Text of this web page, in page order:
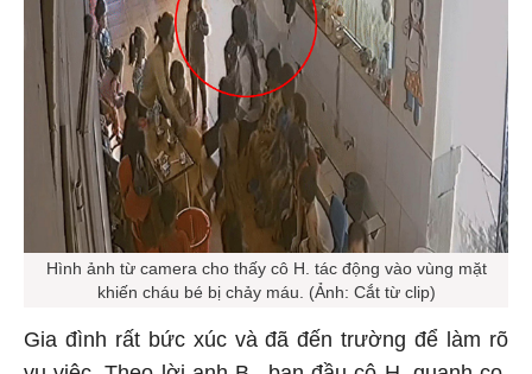
Hình ảnh từ camera cho thấy cô H. tác động vào vùng mặt
khiến cháu bé bị chảy máu. (Ảnh: Cắt từ clip)
Gia đình rất bức xúc và đã đến trường để làm rõ